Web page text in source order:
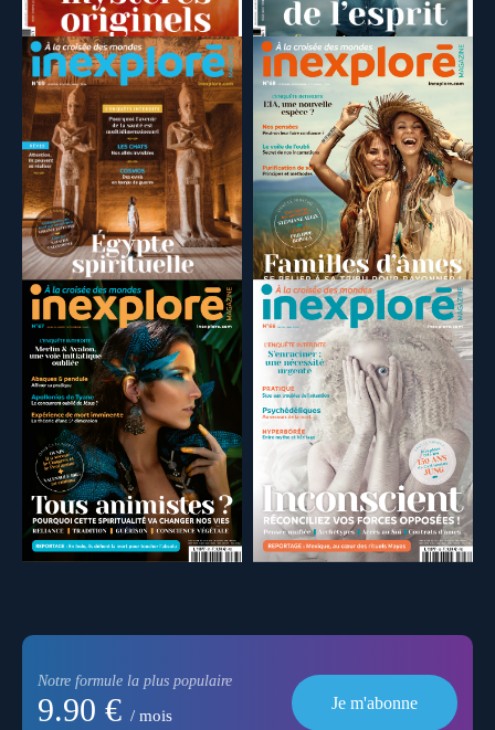
Notre formule la plus populaire
9.90 € / mois
Je m'abonne